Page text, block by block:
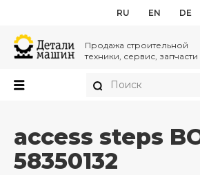
RU EN DE
Продажа строительной
техники, сервис, запчасти
access steps
58350132